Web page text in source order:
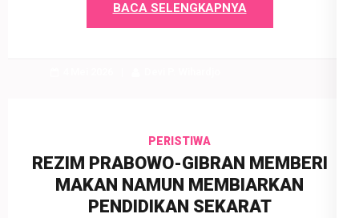
BACA SELENGKAPNYA
PERISTIWA
REZIM PRABOWO-GIBRAN MEMBERI
MAKAN NAMUN MEMBIARKAN
PENDIDIKAN SEKARAT